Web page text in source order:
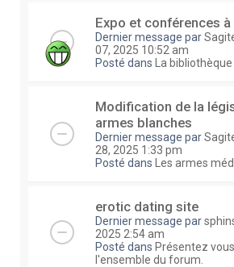
Expo et conférences à
Dernier message par
07, 2025 10:52 am
Posté dans
La bibliothèque
Modification de la
armes blanches
Dernier message par
28, 2025 1:33 pm
Posté dans
Les armes
erotic dating site
Dernier message par
2025 2:54 am
Posté dans Présentez
l'ensemble du forum.